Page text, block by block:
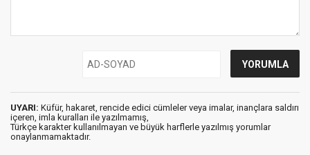
UYARI: Küfür, hakaret, rencide edici cümleler veya imalar, inançlara saldırı
içeren, imla kuralları ile yazılmamış,
Türkçe karakter kullanılmayan ve büyük harflerle yazılmış yorumlar
onaylanmamaktadır.